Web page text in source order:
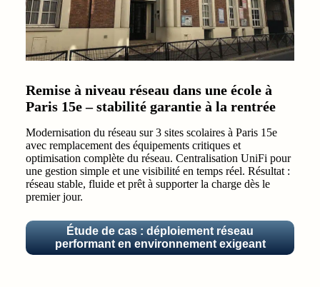
Remise à niveau réseau dans une école à
Paris 15e – stabilité garantie à la rentrée
Modernisation du réseau sur 3 sites scolaires à Paris 15e
avec remplacement des équipements critiques et
optimisation complète du réseau. Centralisation UniFi pour
une gestion simple et une visibilité en temps réel. Résultat :
réseau stable, fluide et prêt à supporter la charge dès le
premier jour.
Étude de cas : déploiement réseau
performant en environnement exigeant